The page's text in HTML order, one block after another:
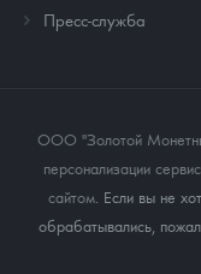
Пресс-служба
ООО "Золотой
персонализации
сайтом. Если вы не
обрабатывались,